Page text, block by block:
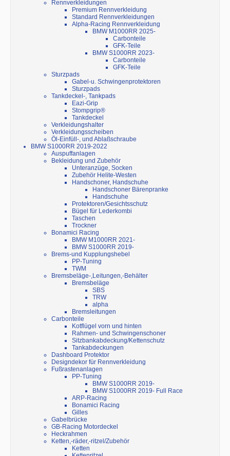
Rennverkleidungen
Premium Rennverkleidung
Standard Rennverkleidungen
Alpha-Racing Rennverkleidung
BMW M1000RR 2025-
Carbonteile
GFK-Teile
BMW S1000RR 2023-
Carbonteile
GFK-Teile
Sturzpads
Gabel-u. Schwingenprotektoren
Sturzpads
Tankdeckel-, Tankpads
Eazi-Grip
Stompgrip®
Tankdeckel
Verkleidungshalter
Verkleidungsscheiben
Öl-Einfüll-, und Ablaßschraube
BMW S1000RR 2019-2022
Auspuffanlagen
Bekleidung und Zubehör
Unteranzüge, Socken
Zubehör Helite-Westen
Handschoner, Handschuhe
Handschoner Bärenpranke
Handschuhe
Protektoren/Gesichtsschutz
Bügel für Lederkombi
Taschen
Trockner
Bonamici Racing
BMW M1000RR 2021-
BMW S1000RR 2019-
Brems-und Kupplungshebel
PP-Tuning
TWM
Bremsbeläge-,Leitungen,-Behälter
Bremsbeläge
SBS
TRW
alpha
Bremsleitungen
Carbonteile
Kotflügel vorn und hinten
Rahmen- und Schwingenschoner
Sitzbankabdeckung/Kettenschutz
Tankabdeckungen
Dashboard Protektor
Designdekor für Rennverkleidung
Fußrastenanlagen
PP-Tuning
BMW S1000RR 2019-
BMW S1000RR 2019- Full Race
ARP-Racing
Bonamici Racing
Gilles
Gabelbrücke
GB-Racing Motordeckel
Heckrahmen
Ketten,-räder,-ritzel/Zubehör
Ketten